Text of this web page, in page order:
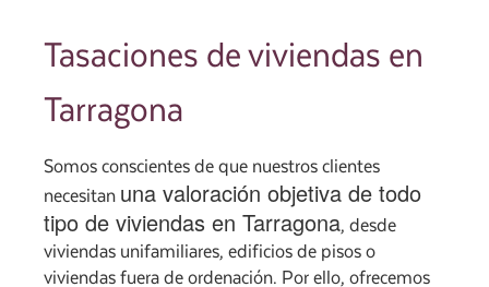
Tasaciones de viviendas en
Tarragona
Somos conscientes de que nuestros clientes
necesitan una valoración objetiva de todo
tipo de viviendas en Tarragona, desde
viviendas unifamiliares, edificios de pisos o
viviendas fuera de ordenación. Por ello, ofrecemos